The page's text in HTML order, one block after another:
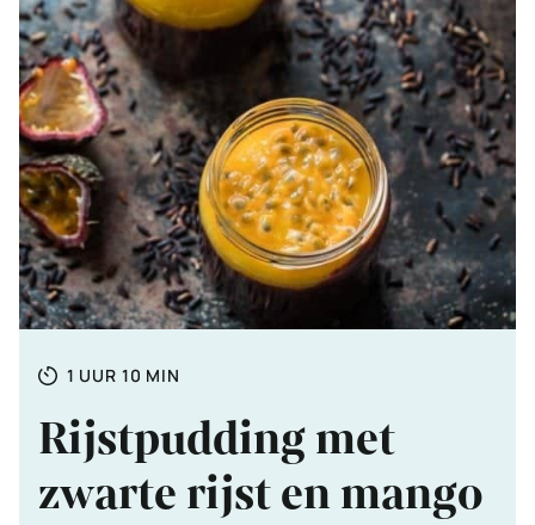
Totale
1 UUR
UUR 10 MINUTEN
MIN
Rijstpudding met
zwarte rijst en mango